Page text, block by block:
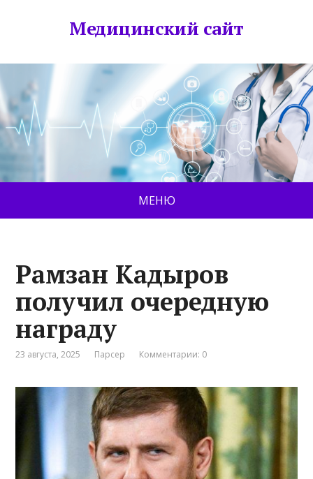
Медицинский сайт
МЕНЮ
Рамзан Кадыров
получил очередную
награду
23 августа, 2025 Парсер Комментарии: 0